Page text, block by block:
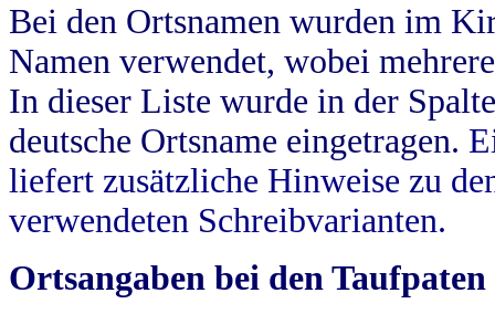
Bei den Ortsnamen wurden im
Namen verwendet, wobei
In dieser Liste wurde in der
deutsche Ortsname eingetragen.
liefert zusätzliche Hinweise zu
verwendeten Schreibvarianten.
Ortsangaben bei den Taufpaten